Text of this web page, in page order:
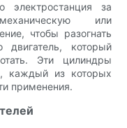
электростанция за
или
чтобы разогнать
который
Эти цилиндры
каждый из которых
применения.